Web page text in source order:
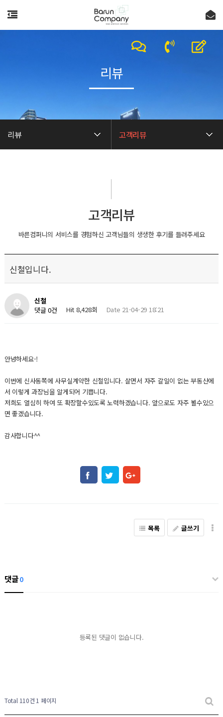
리뷰 고객리뷰
리뷰
고객리뷰
바른컴퍼니의 서비스를 경험하신 고객님들의 생생한 후기를 들려주세요
신철입니다.
신철
댓글 0건
Hit 8,428회 Date 21-04-29 18:21
안녕하세요-!
이번에 신사동쪽에 사무실계약한 신철입니다. 살면서 자주 갈일이 없는 부동산에
서 이렇게 과장님을 알게되어 기쁩니다.
저희도 열심히 하여 또 확장할수있도록 노력하겠습니다. 앞으로도 자주 뵐수있으
면 좋겠습니다.
감사합니다^^
목록 글쓰기
댓글0
등록된 댓글이 없습니다.
Total 110건 1 페이지